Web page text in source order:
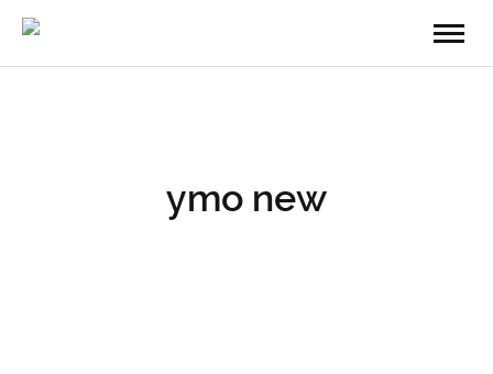
ymo new